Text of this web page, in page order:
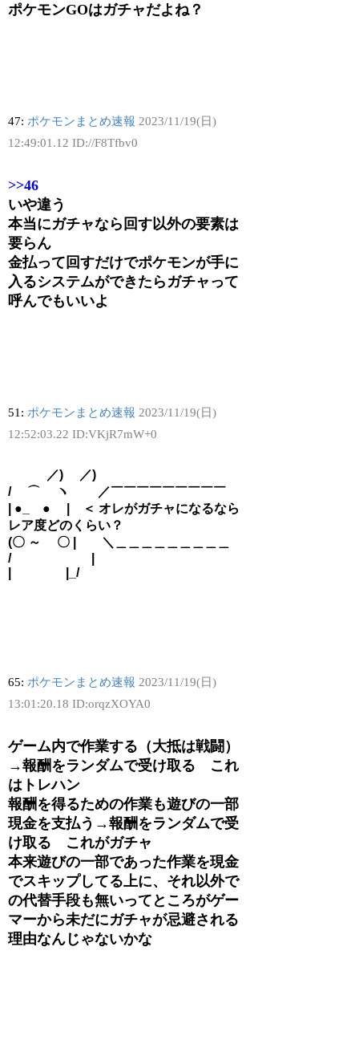
ポケモンGOはガチャだよね？
47: ポケモンまとめ速報 2023/11/19(日)
12:49:01.12 ID://F8Tfbv0
>>46
いや違う
本当にガチャなら回す以外の要素は
要らん
金払って回すだけでポケモンが手に
入るシステムができたらガチャって
呼んでもいいよ
51: ポケモンまとめ速報 2023/11/19(日)
12:52:03.22 ID:VKjR7mW+0
／) ／)
/ ⌒ ヽ ／￣￣￣￣￣￣￣￣￣
| ●_ ● | ＜ オレがガチャになるなら
レア度どのくらい？
(〇 ～ 〇 | ＼＿＿＿＿＿＿＿＿＿
/ |
| |_/
65: ポケモンまとめ速報 2023/11/19(日)
13:01:20.18 ID:orqzXOYA0
ゲーム内で作業する（大抵は戦闘）
→報酬をランダムで受け取る これ
はトレハン
報酬を得るための作業も遊びの一部
現金を支払う→報酬をランダムで受
け取る これがガチャ
本来遊びの一部であった作業を現金
でスキップしてる上に、それ以外で
の代替手段も無いってところがゲー
マーから未だにガチャが忌避される
理由なんじゃないかな